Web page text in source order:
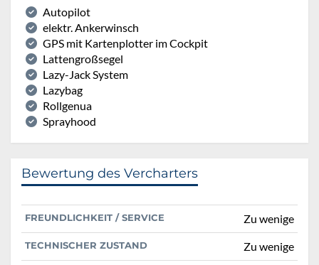
Autopilot
elektr. Ankerwinsch
GPS mit Kartenplotter im Cockpit
Lattengroßsegel
Lazy-Jack System
Lazybag
Rollgenua
Sprayhood
Bewertung des Vercharters
FREUNDLICHKEIT / SERVICE Zu wenige
TECHNISCHER ZUSTAND Zu wenige